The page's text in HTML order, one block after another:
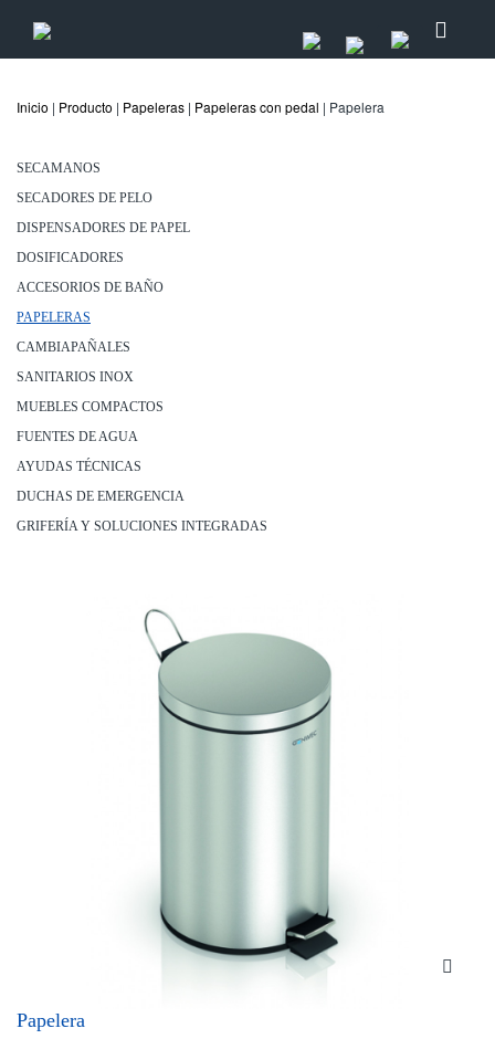
Inicio | Producto | Papeleras | Papeleras con pedal | Papelera
SECAMANOS
SECADORES DE PELO
DISPENSADORES DE PAPEL
DOSIFICADORES
ACCESORIOS DE BAÑO
PAPELERAS
CAMBIAPAÑALES
SANITARIOS INOX
MUEBLES COMPACTOS
FUENTES DE AGUA
AYUDAS TÉCNICAS
DUCHAS DE EMERGENCIA
GRIFERÍA Y SOLUCIONES INTEGRADAS
Papelera